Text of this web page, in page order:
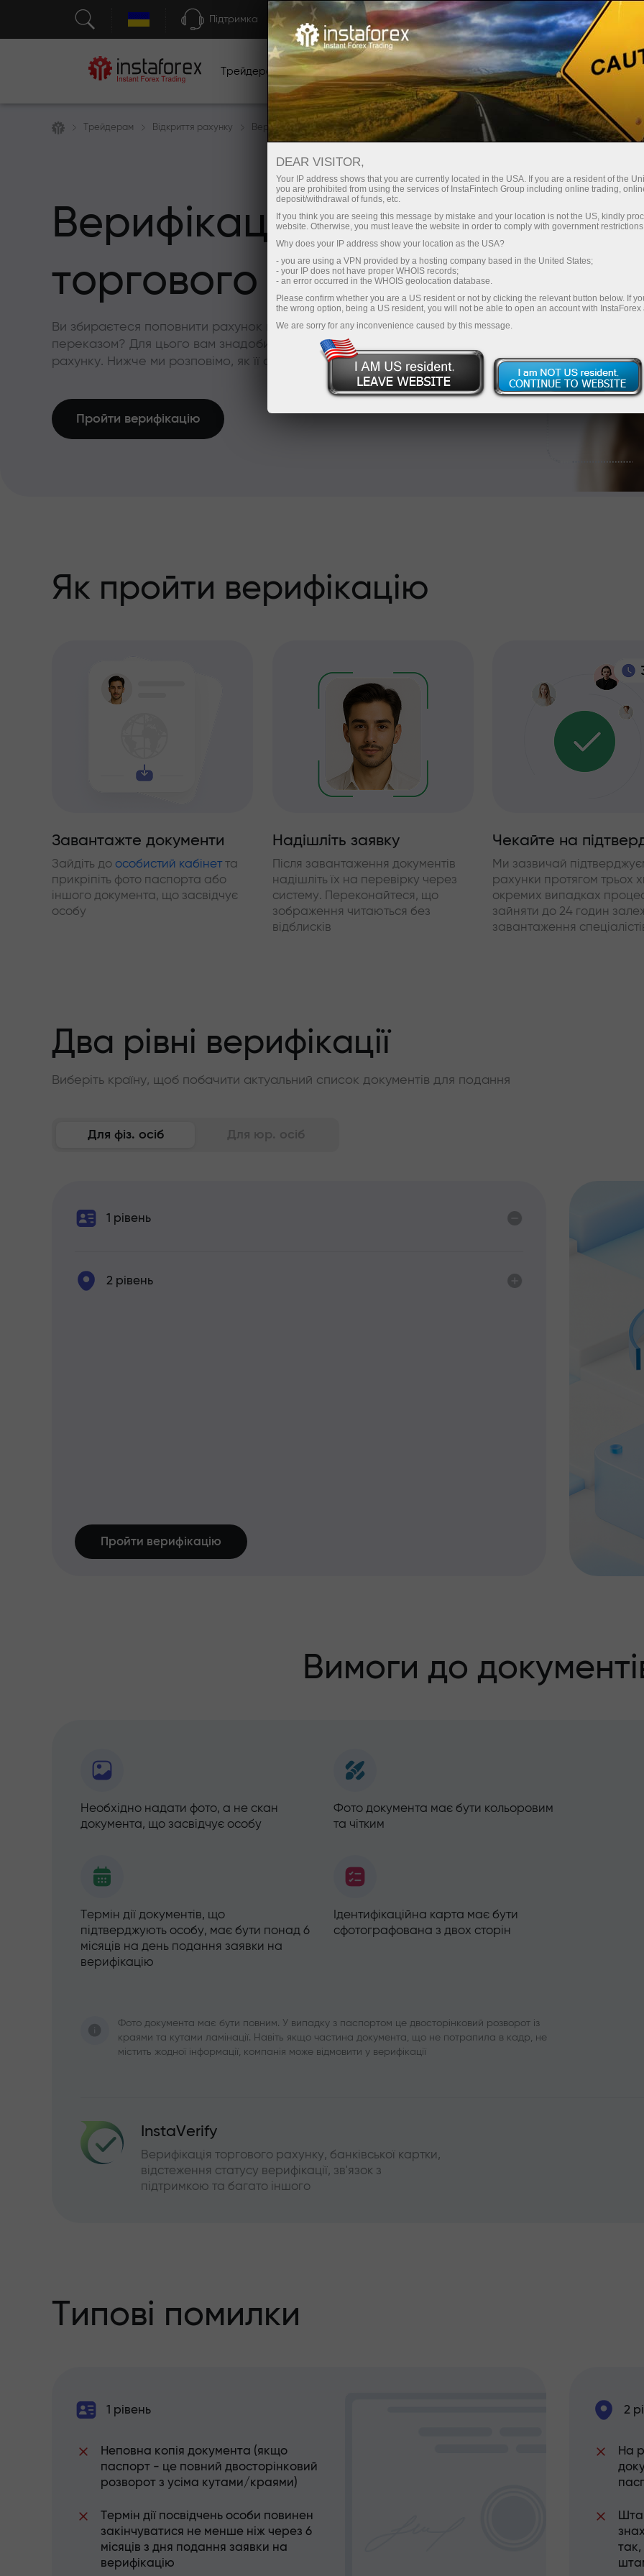
Підтримка Швидке відкриття рахунку Торгова платформа
Трейдерам Початківцям Інвесторам Партнерам
Трейдерам Відкриття рахунку Верифікація рахунку
Верифікація
торгового рахунку
Ви збираєтеся поповнити рахунок карткою або банківським
переказом? Для цього вам знадобиться пройти верифікацію
рахунку. Нижче ми розповімо, як її одержати!
Пройти верифікацію
Як пройти верифікацію
Завантажте документи
Зайдіть до особистий кабінетта
прикріпіть фото паспорта або
іншого документа, що засвідчує
особу
Надішліть заявку
Після завантаження документів
надішліть їх на перевірку через
систему. Переконайтеся, що
зображення читаються без
відблисків
Чекайте на
Ми зазвичай
рахунки протягом трьох
окремих випадках
зайняти до 24 годин
завантаження
Два рівні верифікації
Виберіть країну, щоб побачити актуальний список документів для подання
Для фіз. осіб Для юр. осіб
1 рівень
2 рівень
Пройти верифікацію
Вимоги до
Необхідно надати фото, а не скан
документа, що засвідчує особу
Фото документа має бути кольоровим
та чітким
Термін дії документів, що
підтверджують особу, має бути понад 6
місяців на день подання заявки на
верифікацію
Ідентифікаційна карта має бути
сфотографована з двох сторін
Фото документа має бути повним. У випадку з паспортом це двосторінковий розворот із
краями та кутами ламінації. Навіть якщо частина документа, що не потрапила в кадр, не
містить жодної інформації, компанія може відмовити у верифікації
InstaVerify
Верифікація торгового рахунку, банківської картки,
відстеження статусу верифікації, зв'язок з
підтримкою та багато іншого
Типові помилки
1 рівень
Неповна копія документа (якщо
паспорт - це повний двосторінковий
розворот з усіма кутами/краями)
Термін дії посвідчень особи повинен
закінчуватися не менше ніж через 6
місяців з дня подання заявки на
верифікацію
2
На
DEAR VISITOR,
Your IP address shows that you are currently located in the USA. If you are a resident of the
you are prohibited from using the services of InstaFintech Group including online trading,
deposit/withdrawal of funds, etc.
If you think you are seeing this message by mistake and your location is not the US, kindly
website. Otherwise, you must leave the website in order to comply with government
Why does your IP address show your location as the USA?
- you are using a VPN provided by a hosting company based in the United States;
- your IP does not have proper WHOIS records;
- an error occurred in the WHOIS geolocation database.
Please confirm whether you are a US resident or not by clicking the relevant button below. If
the wrong option, being a US resident, you will not be able to open an account with InstaForex
We are sorry for any inconvenience caused by this message.